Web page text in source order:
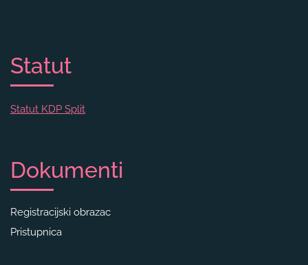
Statut
Statut KDP Split
Dokumenti
Registracijski obrazac
Pristupnica